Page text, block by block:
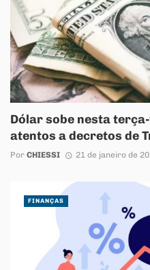
Dólar sobe nesta
atentos a decretos de
Por CHIESSI 21 de janeiro de
FINANÇAS